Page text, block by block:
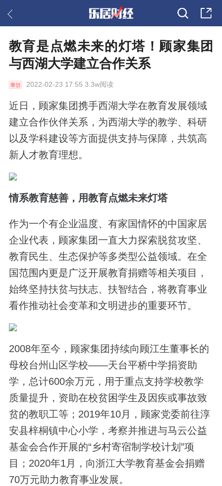
教育是点燃未来的灯塔！顾家集团
与西湖大学建立合作关系
2022-02-23 17:55 3.3w阅读
近日，顾家集团携手西湖大学在教育发展领域
建立合作伙伴关系，为西湖大学的教学、科研
以及学科建设等方面提供支持与保障，共筑高
新人才教育理想。
情系教育慈善，用教育点燃未来灯塔
作为一个有企业温度、有家国情怀的中国家居
企业代表，顾家集团一直大力探索脱贫攻坚、
教育民生、生态保护等多类型公益领域。在全
国范围内更是广泛开展教育捐赠等相关项目，
始终坚持扶贫与扶志、扶智结合，将教育事业
看作推动社会变革和文明进步的重要环节。
2008年至今，顾家集团持续向顾江生董事长的
母校台州山区学校——天台平桥中学捐资助
学，总计600余万元，用于重点支持学校教学
质量提升，资助在校贫困学生及因疾或事故致
贫的教职工等；2019年10月，顾家党委前往淳
安县梓桐镇中心小学，考察并推进与马云公益
基金会合作开展的“乡村寄宿制学校计划”项
目；2020年1月，向浙江大学教育基金会捐赠
70万元助力教育事业发展。